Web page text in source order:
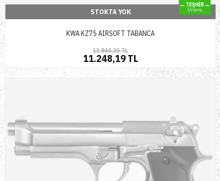
TEŞHİR
Ürünü
STOKTA YOK
KWA KZ75 AIRSOFT TABANCA
11.840,20 TL
11.248,19 TL